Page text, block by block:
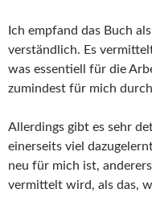
Ich empfand das Buch
verständlich. Es
was essentiell für die
zumindest für mich
Allerdings gibt es sehr
einerseits viel
neu für mich ist,
vermittelt wird, als das,